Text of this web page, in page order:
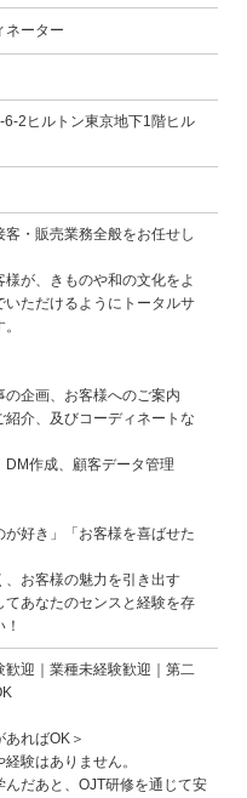
ネーター
2ヒルトン東京地下1階ヒル
客・販売業務全般をお任せし
が、きものや和の文化をよ
いただけるようにトータルサ
の企画、お客様へのご案内
紹介、及びコーディネートな
DM作成、顧客データ管理
が好き」「お客様を喜ばせた
お客様の魅力を引き出す
てあなたのセンスと経験を存
迎｜業種未経験歓迎｜第二
あればOK＞
験はありません。
だあと、OJT研修を通じて安